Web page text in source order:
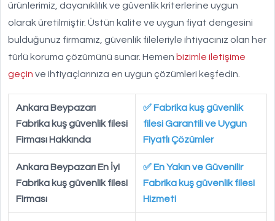
ürünlerimiz, dayanıklılık ve güvenlik kriterlerine uygun
olarak üretilmiştir. Üstün kalite ve uygun fiyat dengesini
bulduğunuz firmamız, güvenlik fileleriyle ihtiyacınız olan her
türlü koruma çözümünü sunar. Hemen bizimle iletişime
geçin ve ihtiyaçlarınıza en uygun çözümleri keşfedin.
Ankara Beypazarı
Fabrika kuş güvenlik filesi
Firması Hakkında
✅ Fabrika kuş güvenlik
filesi Garantili ve Uygun
Fiyatlı Çözümler
Ankara Beypazarı En İyi
Fabrika kuş güvenlik filesi
Firması
✅ En Yakın ve Güvenilir
Fabrika kuş güvenlik filesi
Hizmeti